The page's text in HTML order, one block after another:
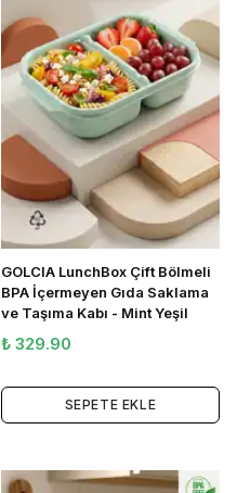
GOLCIA LunchBox Çift Bölmeli
BPA İçermeyen Gıda Saklama
ve Taşıma Kabı - Mint Yeşil
₺ 329.90
SEPETE EKLE